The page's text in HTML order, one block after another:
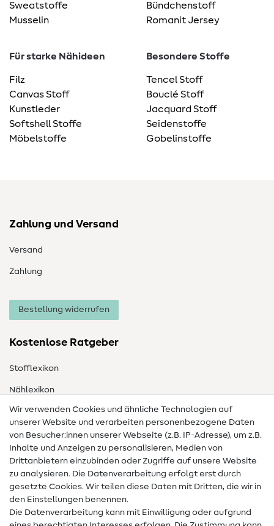
Sweatstoffe
Musselin
Bündchenstoff
Romanit Jersey
Für starke Nähideen
Filz
Canvas Stoff
Kunstleder
Softshell Stoffe
Möbelstoffe
Besondere Stoffe
Tencel Stoff
Bouclé Stoff
Jacquard Stoff
Seidenstoffe
Gobelinstoffe
Zahlung und Versand
Versand
Zahlung
Bestellung widerrufen
Kostenlose Ratgeber
Stofflexikon
Nählexikon
Nähanleitungen
Hilfe & Kontakt
Kontakt
Infos zum Betreiberwechsel
Wir verwenden Cookies und ähnliche Technologien auf
unserer Website und verarbeiten personenbezogene Daten
von Besucher:innen unserer Webseite (z.B. IP-Adresse), um z.B.
Inhalte und Anzeigen zu personalisieren, Medien von
Drittanbietern einzubinden oder Zugriffe auf unsere Website
zu analysieren. Die Datenverarbeitung erfolgt erst durch
gesetzte Cookies. Wir teilen diese Daten mit Dritten, die wir in
den Einstellungen benennen.
Die Datenverarbeitung kann mit Einwilligung oder aufgrund